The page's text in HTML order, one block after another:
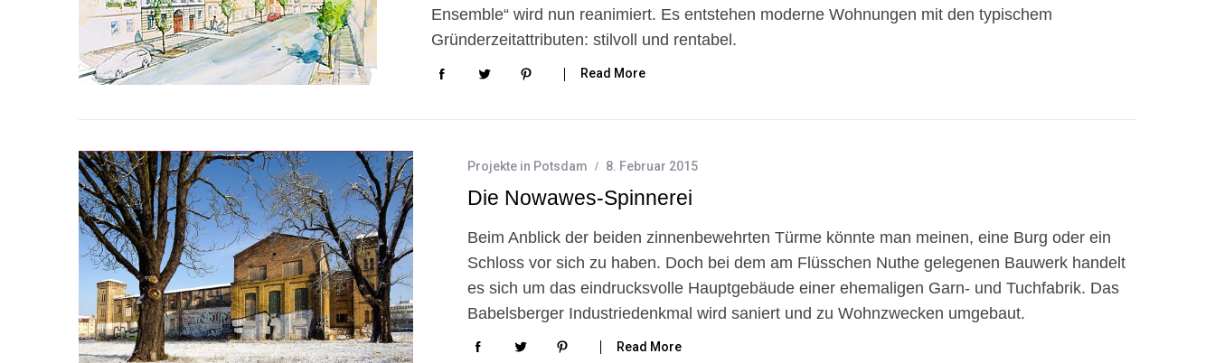
Ensemble“ wird nun reanimiert. Es entstehen moderne Wohnungen mit den typischem
Gründerzeitattributen: stilvoll und rentabel.
Read More
Projekte in Potsdam 8. Februar 2015
Die Nowawes-Spinnerei
Beim Anblick der beiden zinnenbewehrten Türme könnte man meinen, eine Burg oder ein
Schloss vor sich zu haben. Doch bei dem am Flüsschen Nuthe gelegenen Bauwerk handelt
es sich um das eindrucksvolle Hauptgebäude einer ehemaligen Garn- und Tuchfabrik. Das
Babelsberger Industriedenkmal wird saniert und zu Wohnzwecken umgebaut.
Read More